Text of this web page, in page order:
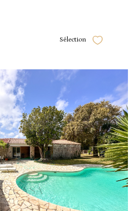
Sélection Sélectionner
voir le
bien